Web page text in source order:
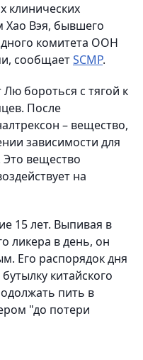
клинических
Хао Вэя, бывшего
комитета ООН
сообщаетSCMP.
бороться с тягой к
После
– вещество,
зависимости для
вещество
на
15 лет. Выпивая в
ликера в день, он
Его распорядок дня
китайского
пить в
"до потери